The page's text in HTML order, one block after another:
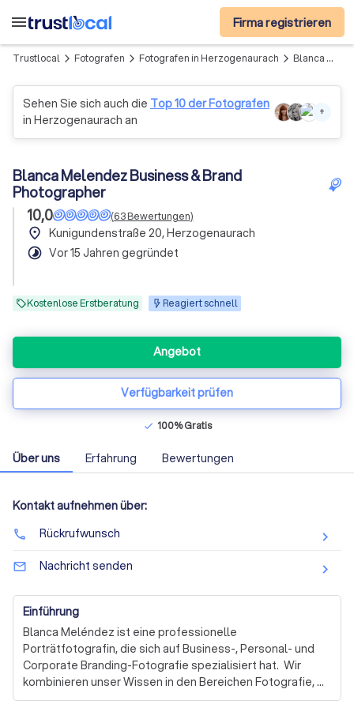
menu Firma registrieren
Trustlocal arrow_forward_ios Fotografen arrow_forward_ios Fotografen in Herzogenaurach arrow_forward_ios Blanca Melendez Business & Brand Photographer
Sehen Sie sich auch die Top 10 der Fotografen
in Herzogenaurach an
+
Blanca Melendez Business & Brand
Photographer
10,0
(63Bewertungen)
place Kunigundenstraße 20, Herzogenaurach
timelapse Vor 15 Jahren gegründet
Kostenlose Erstberatung Reagiert schnell
Angebot
Verfügbarkeit prüfen
check 100% Gratis
Über uns Erfahrung Bewertungen
Kontakt aufnehmen über:
phone Rückrufwunsch
mail_outline Nachricht senden
Einführung
Blanca Meléndez ist eine professionelle
Porträtfotografin, die sich auf Business-, Personal- und
Corporate Branding-Fotografie spezialisiert hat.  Wir
kombinieren unser Wissen in den Bereichen Fotografie,
Kurzvideo, Branding und Marketing, um Unternehmen